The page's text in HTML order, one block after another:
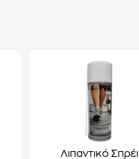
Λιπαντικό Σπρέι